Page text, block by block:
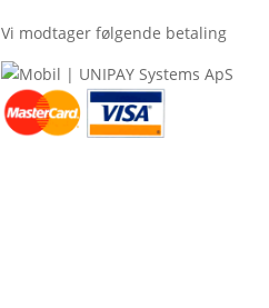
Vi modtager følgende betaling